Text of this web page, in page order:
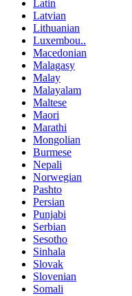
Latin
Latvian
Lithuanian
Luxembou..
Macedonian
Malagasy
Malay
Malayalam
Maltese
Maori
Marathi
Mongolian
Burmese
Nepali
Norwegian
Pashto
Persian
Punjabi
Serbian
Sesotho
Sinhala
Slovak
Slovenian
Somali